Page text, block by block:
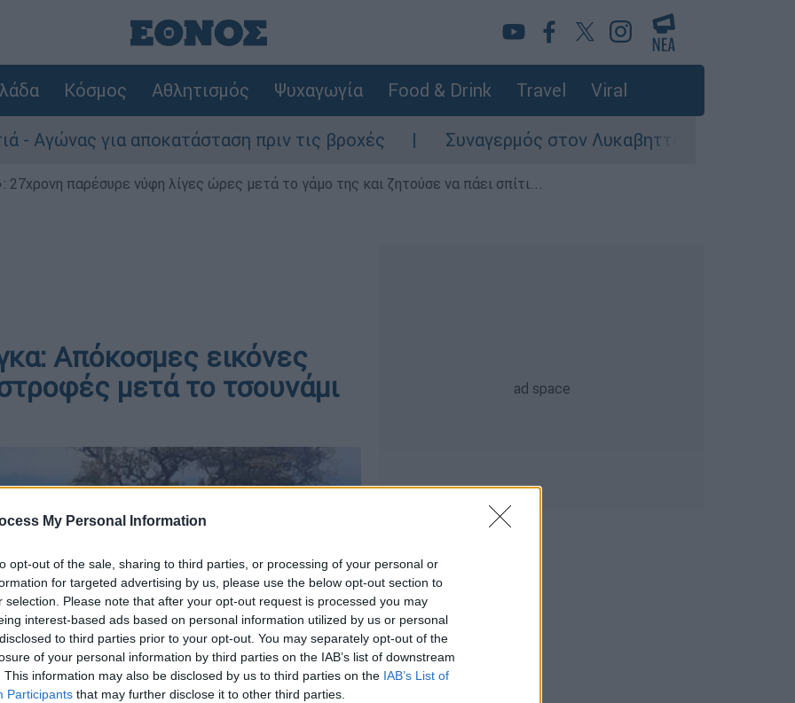
My Personal Information
opt-out of the sale, sharing to third parties, or processing of your personal or
for targeted advertising by us, please use the below opt-out section to
selection. Please note that after your opt-out request is processed you may
interest-based ads based on personal information utilized by us or personal
to third parties prior to your opt-out. You may separately opt-out of the
of your personal information by third parties on the IAB’s list of downstream
This information may also be disclosed by us to third parties on the IAB’s List of
Participants that may further disclose it to other third parties.
Κόσμος Αθλητισμός Ψυχαγωγία Food & Drink Travel Viral
για αποκατάσταση πριν τις βροχές Συναγερμός στον Λυκαβηττό: Σορός σε
παρέσυρε νύφη λίγες ώρες μετά το γάμο της και ζητούσε να πάει σπίτι...
Απόκοσμες εικόνες
μετά το τσουνάμι